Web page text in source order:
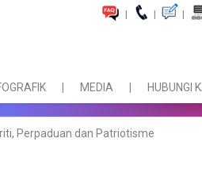
| | |
MEDIA HUBUNGI
Perpaduan dan Patriotisme